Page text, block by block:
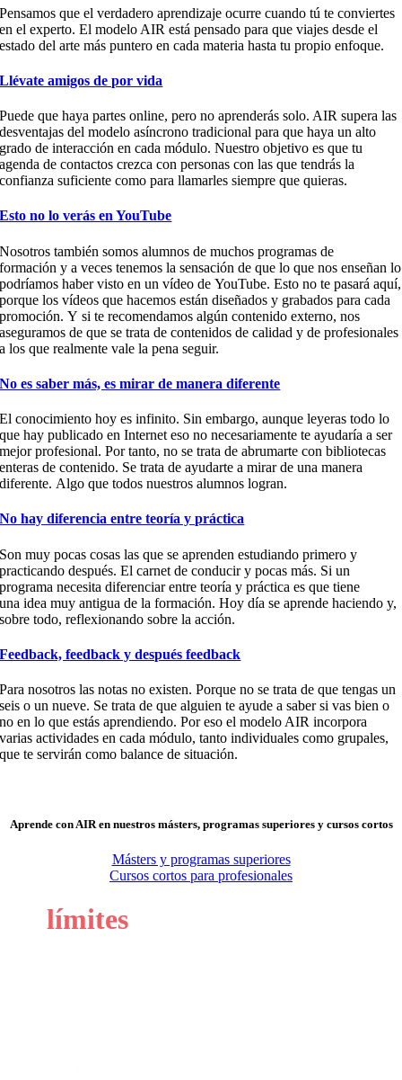
Pensamos que el verdadero aprendizaje ocurre cuando tú te conviertes
en el experto. El modelo AIR está pensado para que viajes desde el
estado del arte más puntero en cada materia hasta tu propio enfoque.
Llévate amigos de por vida
Puede que haya partes online, pero no aprenderás solo. AIR supera las
desventajas del modelo asíncrono tradicional para que haya un alto
grado de interacción en cada módulo. Nuestro objetivo es que tu
agenda de contactos crezca con personas con las que tendrás la
confianza suficiente como para llamarlessiempre que quieras.
Esto no lo verás en YouTube
Nosotros también somos alumnos de muchos programas de
formación ya veces tenemos la sensación de que lo que nosenseñan lo
podríamos haber visto enun vídeo deYouTube. Esto no te pasará aquí,
porque los vídeos que hacemos estándiseñados y grabados para cada
promoción.Ysite recomendamosalgúncontenido externo, nos
aseguramos de que se trata de contenidos de calidad y de profesionales
a los que realmente vale la pena seguir.
No es saber más, es mirar de manera diferente
El conocimiento hoy es infinito. Sin embargo, aunque leyeras todo lo
que hay publicado en Internet eso no necesariamente te ayudaría a ser
mejor profesional. Por tanto, no se trata de abrumarte con bibliotecas
enteras de contenido. Se trata de ayudarte a mirar de una manera
diferente. Algo que todos nuestros alumnos logran.
No hay diferencia entre teoría y práctica
Son muy pocas cosas las que se aprenden estudiando primero y
practicando después. El carnet de conducir y pocas más. Si un
programa necesita diferenciar entre teoría y práctica es que tiene
unaidea muy antigua de la formación. Hoy día se aprende haciendo y,
sobre todo, reflexionando sobre la acción.
Feedback, feedback y después feedback
Para nosotros las notasno existen. Porque no se trata de que tengas un
seis o un nueve. Se trata de que alguien te ayude a sabersi vas bien o
no en lo que estás aprendiendo. Por eso el modelo AIR incorpora
varias actividades en cada módulo, tanto individuales como grupales,
que te servirán como balance de situación.
Aprende con AIR en nuestros másters, programas superiores y cursos cortos
Másters y programas superiores
Cursos cortos para profesionales
límites